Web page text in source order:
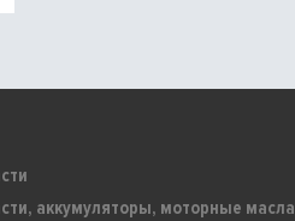
аккумуляторы, моторные масла